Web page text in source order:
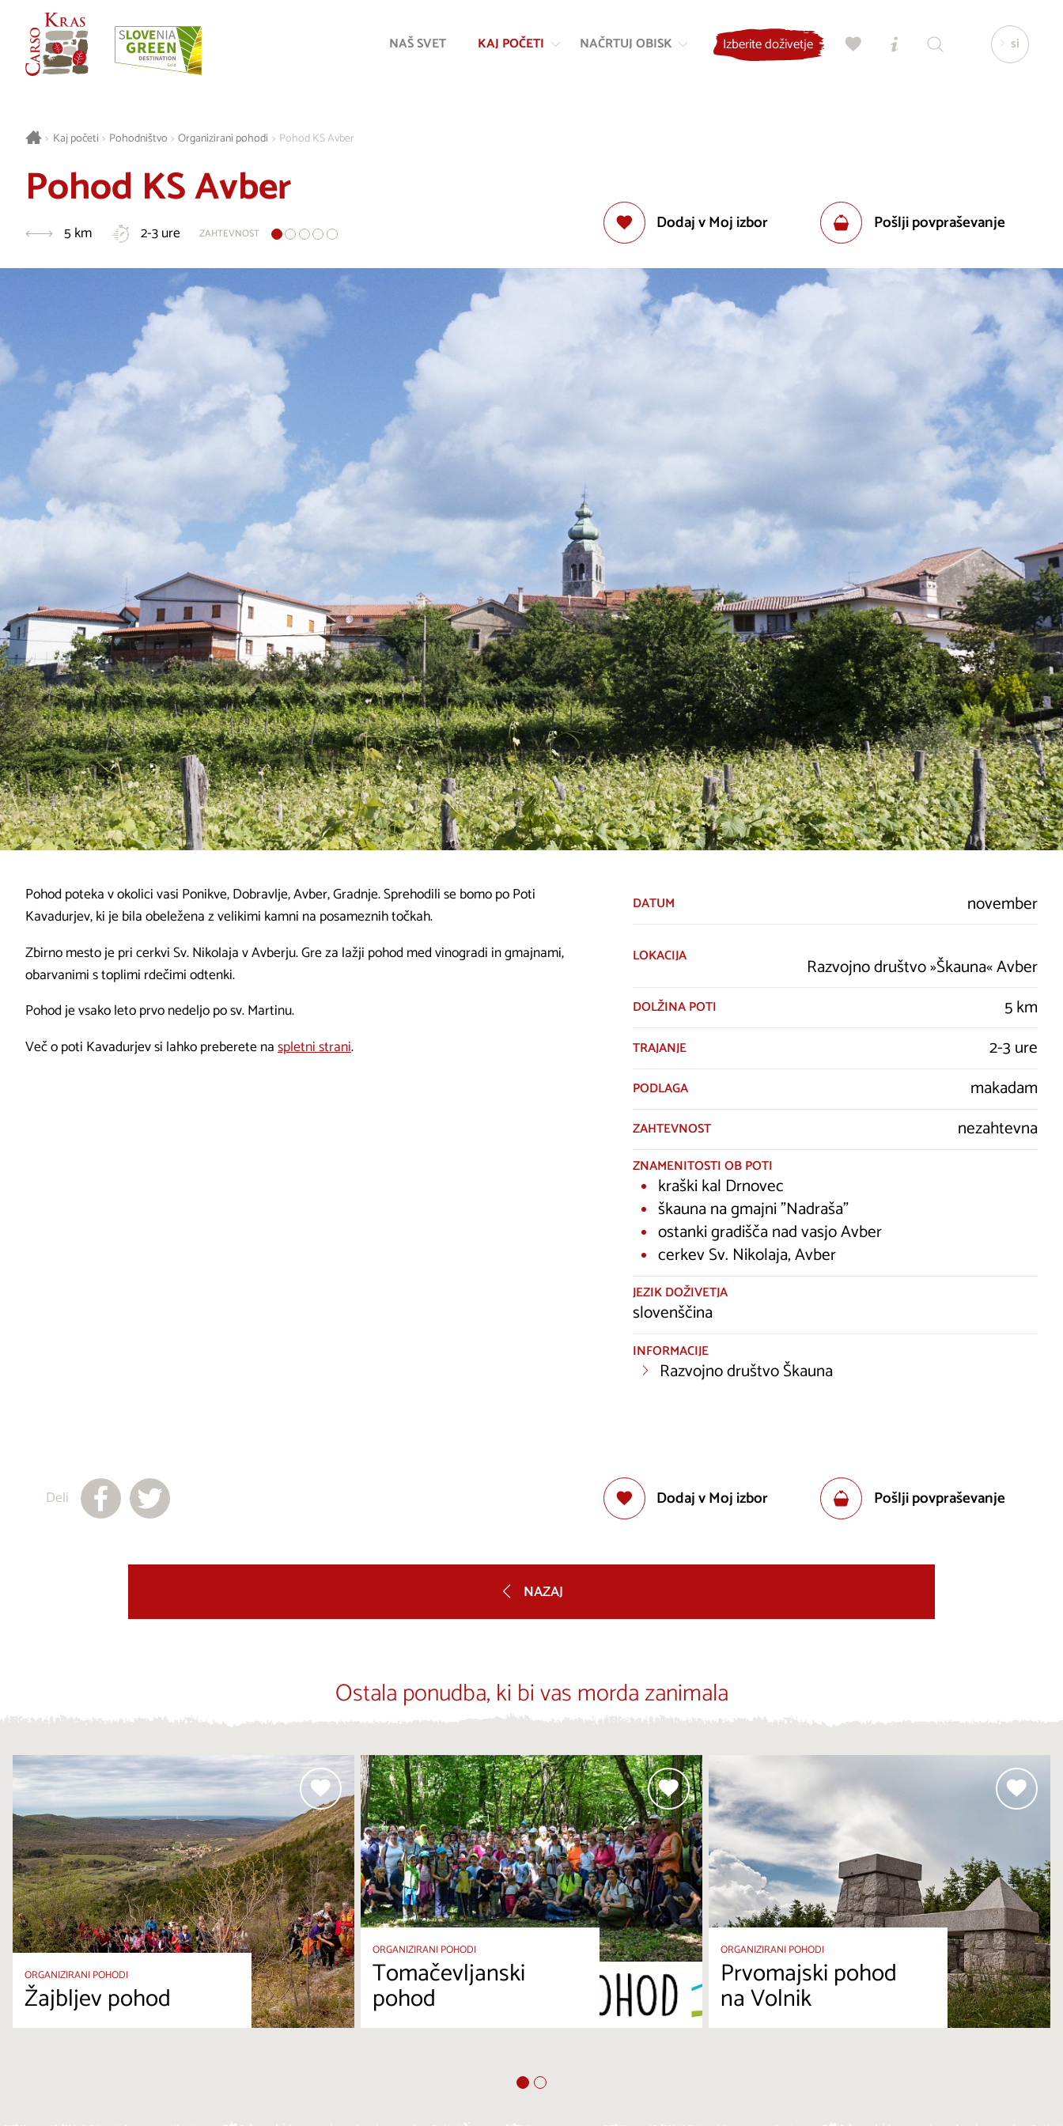
vsebino
NAŠ SVET KAJ POČETI NAČRTUJ OBISK Izberite doživetje si
> Kaj početi > Pohodništvo > Organizirani pohodi > Pohod KS Avber
Pohod KS Avber
5 km 2-3 ure ZAHTEVNOST Dodaj v Moj izbor Pošlji povpraševanje
Pohod poteka v okolici vasi Ponikve, Dobravlje, Avber, Gradnje. Sprehodili se bomo po Poti
Kavadurjev, ki je bila obeležena z velikimi kamni na posameznih točkah.
Zbirno mesto je pri cerkvi Sv. Nikolaja v Avberju. Gre za lažji pohod med vinogradi in gmajnami,
obarvanimi s toplimi rdečimi odtenki.
Pohod je vsako leto prvo nedeljo po sv. Martinu.
Več o poti Kavadurjev si lahko preberete naspletni strani.
DATUM november
LOKACIJA Razvojno društvo »Škauna« Avber
DOLŽINA POTI 5 km
TRAJANJE 2-3 ure
PODLAGA makadam
ZAHTEVNOST nezahtevna
ZNAMENITOSTI OB POTI
kraški kal Drnovec
škauna na gmajni "Nadraša"
ostanki gradišča nad vasjo Avber
cerkev Sv. Nikolaja, Avber
JEZIK DOŽIVETJA
slovenščina
INFORMACIJE
Razvojno društvo Škauna
Dodaj v Moj izbor Pošlji povpraševanje
Deli
NAZAJ
Ostala ponudba, ki bi vas morda zanimala
ORGANIZIRANI POHODI
Žajbljev pohod
ORGANIZIRANI POHODI
Tomačevljanski
pohod
ORGANIZIRANI POHODI
Prvomajski pohod
na Volnik